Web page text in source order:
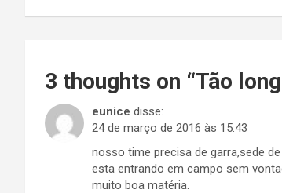
3 thoughts on “Tão
eunice disse:
24 de março de 2016 às 15:43
nosso time precisa de garra,sede
esta entrando em campo sem
muito boa matéria.